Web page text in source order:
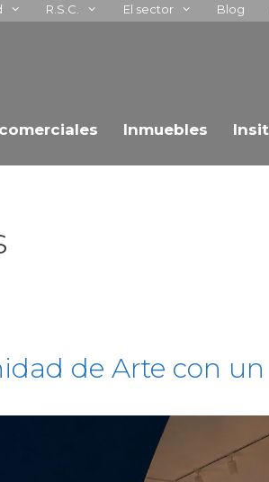
R.S.C. El sector Blog
Inmuebles
de Arte con